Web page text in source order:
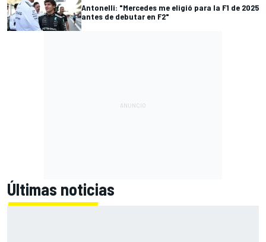
Antonelli: "Mercedes me eligió para la F1 de 2025
antes de debutar en F2"
Últimas noticias